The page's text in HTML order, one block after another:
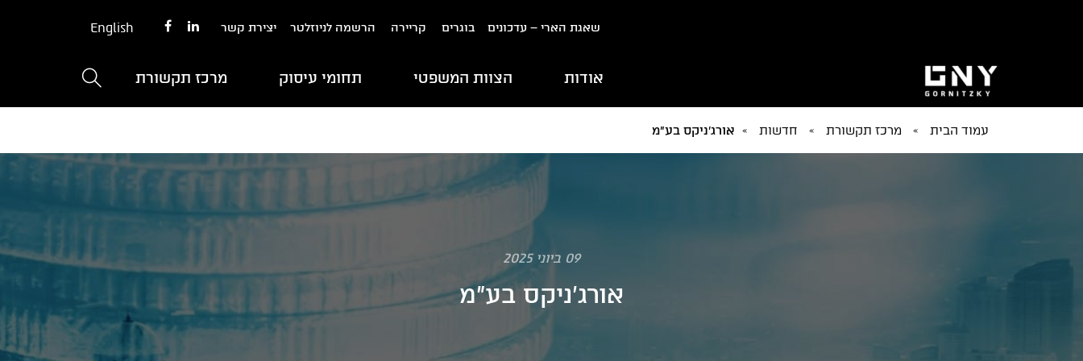
שאגת הארי – עדכונים בוגרים קריירה הרשמה לניוזלטר יצירת קשר English
אודות הצוות המשפטי תחומי עיסוק מרכז תקשורת
עמוד הבית » מרכז תקשורת » חדשות » אורג'ניקס בע"מ
09 ביוני 2025
אורג'ניקס בע"מ